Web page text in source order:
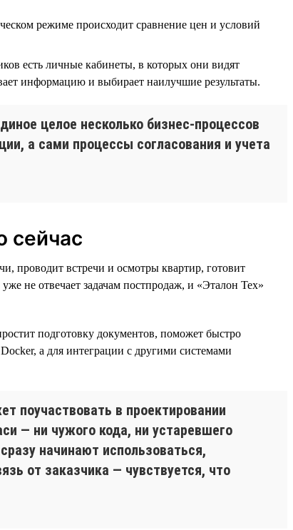
режиме происходит сравнение цен и условий
есть личные кабинеты, в которых они видят
информацию и выбирает наилучшие результаты.
целое несколько бизнес-процессов
а сами процессы согласования и учета
сейчас
проводит встречи и осмотры квартир, готовит
не отвечает задачам постпродаж, и «Эталон Тех»
подготовку документов, поможет быстро
а для интеграции с другими системами
поучаствовать в проектировании
— ни чужого кода, ни устаревшего
начинают использоваться,
от заказчика — чувствуется, что